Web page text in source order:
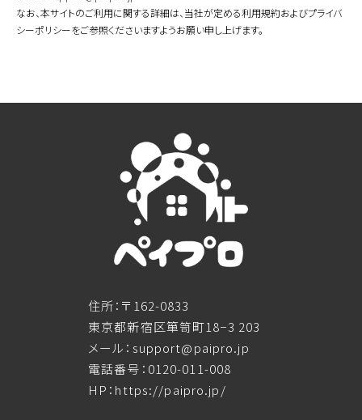
なお、本サイトのご利用に関する詳細は、当社が定める利用規約およびプライバ
シーポリシーをご参照くださいますようお願い申し上げます。
住所：〒162-0833
東京都新宿区箪笥町18−3 203
メール：support@paipro.jp
電話番号：0120-011-008
HP：https://paipro.jp/